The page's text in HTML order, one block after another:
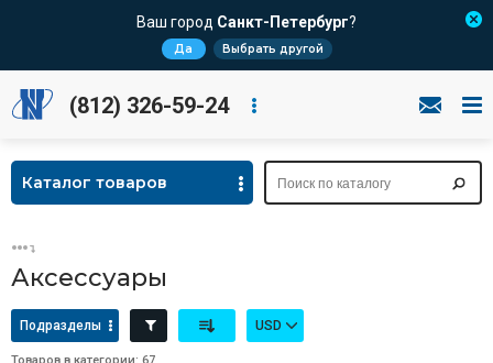
Ваш город Санкт-Петербург?
Да Выбрать другой
(812) 326-59-24
Каталог товаров
Аксессуары
Подразделы USD